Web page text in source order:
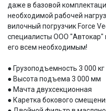
даже в базовой
необходимой рабочей
вилочный погрузчик Force
специалисты ООО "Автокар"
его всем необходимым!
● Грузоподъемность 3 000 кг
● Высота подъема 3 000 мм
● Мачта двухсекционная
● Каретка бокового